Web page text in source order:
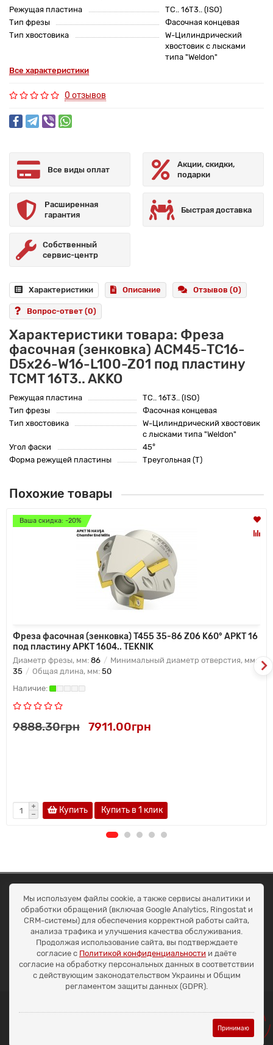
Режущая пластина
TC.. 16T3.. (ISO)
Тип фрезы
Фасочная концевая
Тип хвостовика
W-Цилиндрический
хвостовик с лысками
типа "Weldon"
Все характеристики
0 отзывов
Все виды оплат
Акции, скидки,
подарки
Расширенная
гарантия
Быстрая доставка
Собственный
сервис-центр
Характеристики Описание Отзывов (0)
Вопрос-ответ (0)
Характеристики товара: Фреза
фасочная (зенковка) ACM45-TC16-
D5x26-W16-L100-Z01 под пластину
TCMT 16T3.. AKKO
Режущая пластина
TC.. 16T3.. (ISO)
Тип фрезы
Фасочная концевая
Тип хвостовика
W-Цилиндрический хвостовик
с лысками типа "Weldon"
Угол фаски
45°
Форма режущей пластины
Треугольная (T)
Похожие товары
Ваша скидка: -20%
Фреза фасочная (зенковка) T455 35-86 Z06 K60° APKT 16
под пластину APKT 1604.. TEKNIK
Диаметр фрезы, мм: 86
Минимальный диаметр отверстия, мм:
35
Общая длина, мм: 50
9888.30грн 7911.00грн
Купить Купить в 1 клик
ОКЕАН ТРЕЙД
Договір публичної оферти
Доставка та оплата
Наші контакти
Умови повернення
+38 (099) 452-20-02
+38 (098) 492-20-02
office@ocean.biz.ua
Мы используем файлы cookie, а также сервисы аналитики и
обработки обращений (включая Google Analytics, Ringostat и
CRM-системы) для обеспечения корректной работы сайта,
анализа трафика и улучшения качества обслуживания.
Продолжая использование сайта, вы подтверждаете
согласие с Политикой конфиденциальности и даёте
согласие на обработку персональных данных в соответствии
с действующим законодательством Украины и Общим
регламентом защиты данных (GDPR).
Принимаю